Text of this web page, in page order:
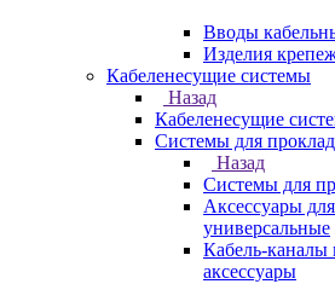
Вводы
Изделия
Кабеленесущие системы
Назад
Кабеленесущие
Системы для
Назад
Системы для
Аксессуары
универсальные
Кабель-
аксессуары